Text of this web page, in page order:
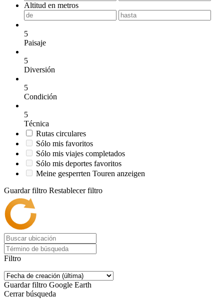
Altitud en metros
5
Paisaje
5
Diversión
5
Condición
5
Técnica
Rutas circulares
Sólo mis favoritos
Sólo mis viajes completados
Sólo mis deportes favoritos
Meine gesperrten Touren anzeigen
Guardar filtro Restablecer filtro
Filtro
Guardar filtro Google Earth
Cerrar búsqueda